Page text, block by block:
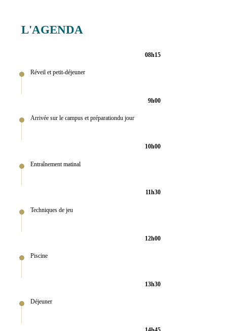
L'AGENDA
08h15
Réveil et petit-déjeuner
9h00
Arrivée sur le campus et préparationdu jour
10h00
Entraînement matinal
11h30
Techniques de jeu
12h00
Piscine
13h30
Déjeuner